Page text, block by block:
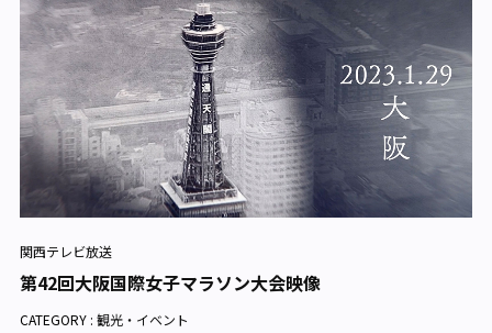
関西テレビ放送
第42回大阪国際女子マラソン大会映像
CATEGORY : 観光・イベント